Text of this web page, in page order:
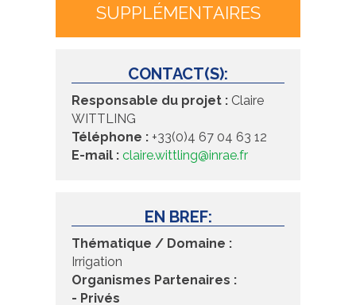
SUPPLÉMENTAIRES
CONTACT(S):
Responsable du projet : Claire
WITTLING
Téléphone : +33(0)4 67 04 63 12
E-mail : claire.wittling@inrae.fr
EN BREF:
Thématique / Domaine :
Irrigation
Organismes Partenaires :
- Privés